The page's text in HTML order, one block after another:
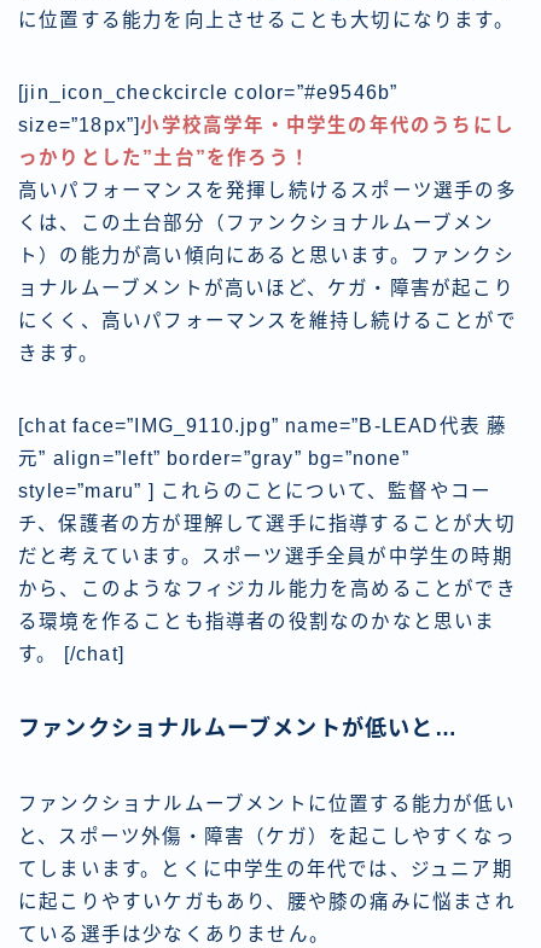
に位置する能力を向上させることも大切になります。
[jin_icon_checkcircle color=”#e9546b”
size=”18px”]小学校高学年・中学生の年代のうちにし
っかりとした”土台”を作ろう！
高いパフォーマンスを発揮し続けるスポーツ選手の多
くは、この土台部分（ファンクショナルムーブメン
ト）の能力が高い傾向にあると思います。ファンクシ
ョナルムーブメントが高いほど、ケガ・障害が起こり
にくく、高いパフォーマンスを維持し続けることがで
きます。
[chat face=”IMG_9110.jpg” name=”B-LEAD代表 藤
元” align=”left” border=”gray” bg=”none”
style=”maru” ] これらのことについて、監督やコー
チ、保護者の方が理解して選手に指導することが大切
だと考えています。スポーツ選手全員が中学生の時期
から、このようなフィジカル能力を高めることができ
る環境を作ることも指導者の役割なのかなと思いま
す。 [/chat]
ファンクショナルムーブメントが低いと…
ファンクショナルムーブメントに位置する能力が低い
と、スポーツ外傷・障害（ケガ）を起こしやすくなっ
てしまいます。とくに中学生の年代では、ジュニア期
に起こりやすいケガもあり、腰や膝の痛みに悩まされ
ている選手は少なくありません。